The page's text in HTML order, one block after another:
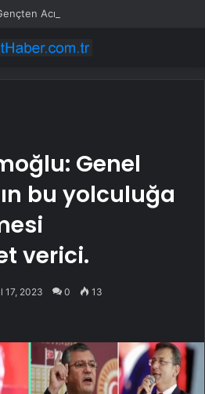
Acı Haber
Genel
bu yolculuğa
verici.
17, 2023 0 13